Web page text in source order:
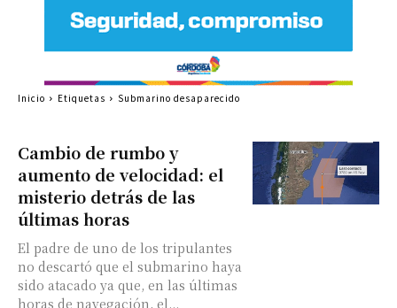
Cambio de rumbo y
aumento de velocidad: el
misterio detrás de las
últimas horas
El padre de uno de los tripulantes
no descartó que el submarino haya
sido atacado ya que, en las últimas
horas de navegación, el...
Inicio Etiquetas Submarino desaparecido